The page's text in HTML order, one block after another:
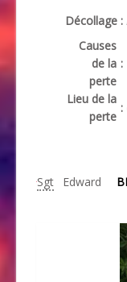
Décollage :
Causes
de la
perte
:
Lieu de la
perte
:
Sgt Edward